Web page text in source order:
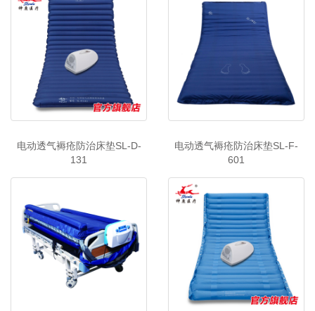
电动透气褥疮防治床垫SL-D-
131
电动透气褥疮防治床垫SL-F-
601